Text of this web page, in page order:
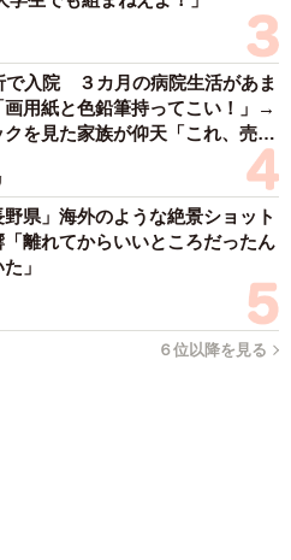
の空気を乱したくなくて言い
込んでしまう。
いたのは、そんな静かな疲弊
を見た家族が仰天「これ、売れ
県」海外のような絶景ショット
「離れてからいいところだったん
」
６位以降を見る